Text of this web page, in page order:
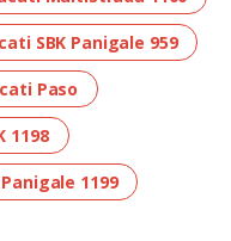
SBK Panigale 959
Paso
1198
1199